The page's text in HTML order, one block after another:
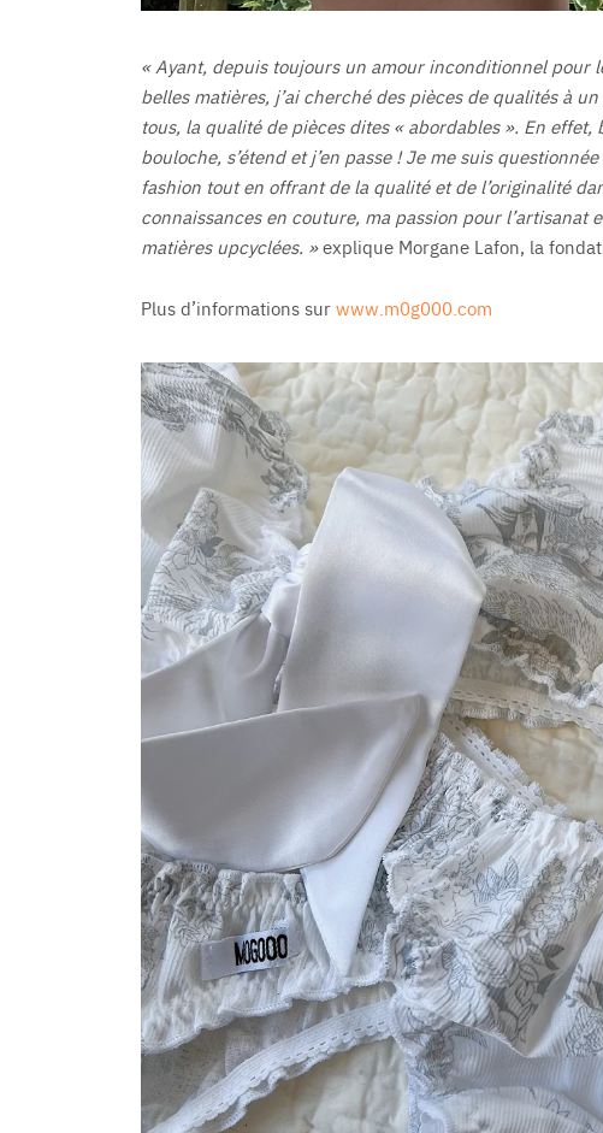
« Ayant, depuis toujours un amour inconditionnel pour
belles matières, j’ai cherché des pièces de qualités à
tous, la qualité de pièces dites « abordables ». En
bouloche, s’étend et j’en passe ! Je me suis
fashion tout en offrant de la qualité et de l’originalité
connaissances en couture, ma passion pour l’artisanat
matières upcyclées. »explique Morgane Lafon, la
Plus d’informations surwww.m0g000.com